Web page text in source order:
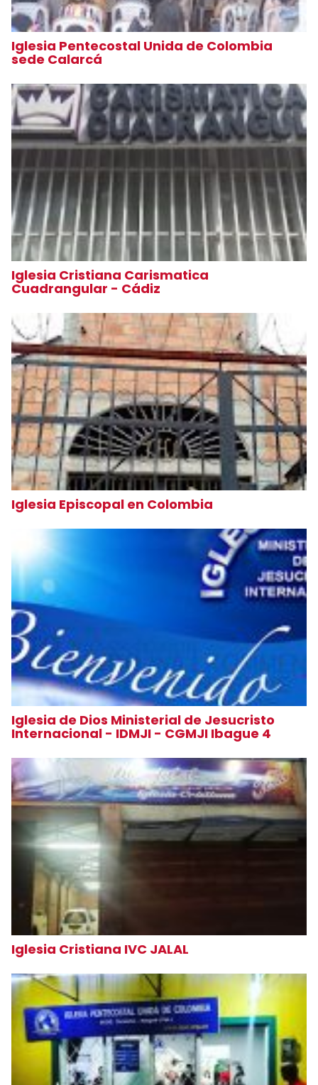
Iglesia Pentecostal Unida de Colombia
sede Calarcá
Iglesia Cristiana Carismatica
Cuadrangular - Cádiz
Iglesia Episcopal en Colombia
Iglesia de Dios Ministerial de Jesucristo
Internacional - IDMJI - CGMJI Ibague 4
Iglesia Cristiana IVC JALAL